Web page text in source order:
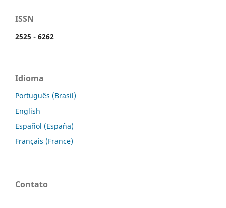
ISSN
2525 - 6262
Idioma
Português (Brasil)
English
Español (España)
Français (France)
Contato